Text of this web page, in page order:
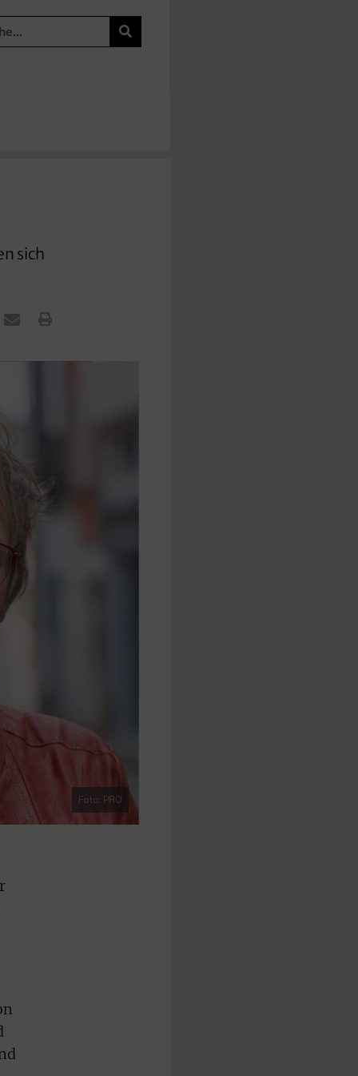
sich
Foto: PRO